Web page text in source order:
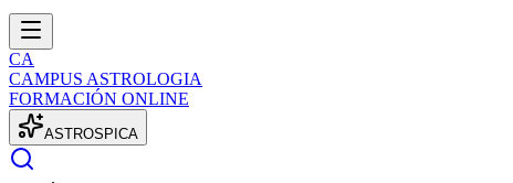
CA
CAMPUS ASTROLOGIA
FORMACIÓN ONLINE
ASTROS P CA